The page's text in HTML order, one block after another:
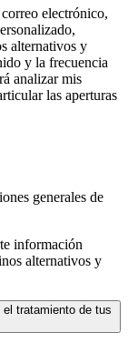
electrónico,
alternativos y
y la frecuencia
analizar mis
las aperturas
generales de
información
alternativos y
tratamiento de tus